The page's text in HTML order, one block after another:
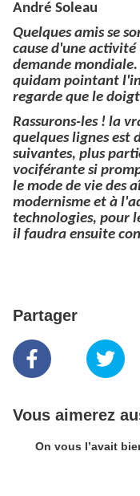
André Soleau
Quelques amis se
cause d'une
demande
quidam pointant
regarde que le
Rassurons-les ! la
quelques lignes est
suivantes, plus
vociférante si
le mode de vie des
modernisme et à
technologies, pour
il faudra ensuite
Partager
Vous aimerez
On vous l’avait